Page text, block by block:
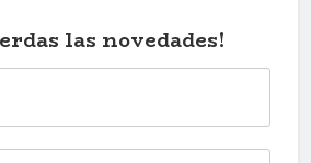
las novedades!